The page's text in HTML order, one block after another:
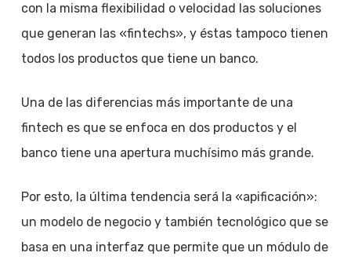
con la misma flexibilidad o velocidad las soluciones
que generan las «fintechs», y éstas tampoco tienen
todos los productos que tiene un banco.
Una de las diferencias más importante de una
fintech es que se enfoca en dos productos y el
banco tiene una apertura muchísimo más grande.
Por esto, la última tendencia será la «apificación»:
un modelo de negocio y también tecnológico que se
basa en una interfaz que permite que un módulo de